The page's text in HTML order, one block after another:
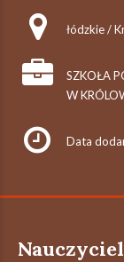
łódzkie /
SZKOŁA
W
Data